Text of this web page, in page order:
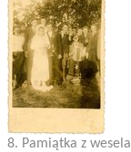
8. Pamiątka z wesela